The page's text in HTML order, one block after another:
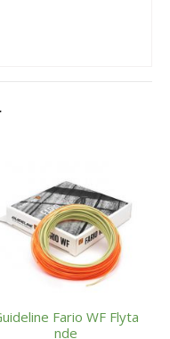
Fario WF Flyta
nde